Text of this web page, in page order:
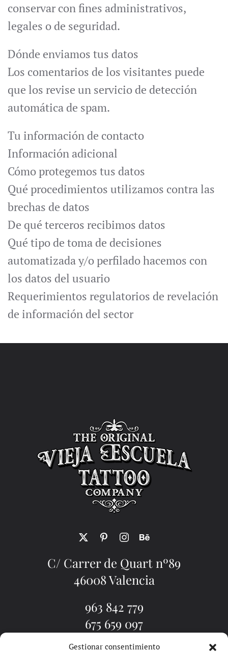
Gestionar consentimiento
conservar con fines administrativos,
legales o de seguridad.
Dónde enviamos tus datos
Los comentarios de los visitantes puede
que los revise un servicio de detección
automática de spam.
Tu información de contacto
Información adicional
Cómo protegemos tus datos
Qué procedimientos utilizamos contra las
brechas de datos
De qué terceros recibimos datos
Qué tipo de toma de decisiones
automatizada y/o perfilado hacemos con
los datos del usuario
Requerimientos regulatorios de revelación
de información del sector
C/ Carrer de Quart nº89
46008 Valencia
963 842 779
675 659 097
TATUADORES TATUAJE VALENCIA